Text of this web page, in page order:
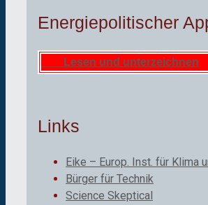
Energiepolitischer
Lesen und unterzeichnen
Links
Eike – Europ. Inst. für Klima
Bürger für Technik
Science Skeptical